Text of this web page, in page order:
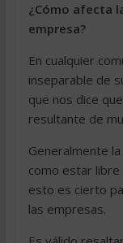
¿Cómo afecta
empresa?
En cualquier
inseparable de
que nos dice
resultante de
Generalmente
como estar libre
esto es cierto
las empresas.